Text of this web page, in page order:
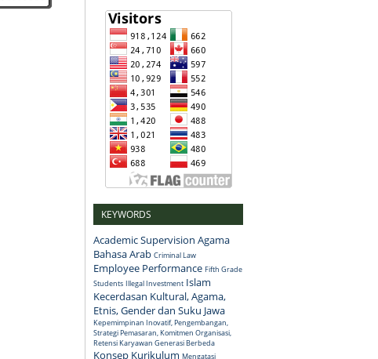
KEYWORDS
Academic Supervision Agama
Bahasa Arab Criminal Law
Employee Performance Fifth Grade
Students Illegal Investment Islam
Kecerdasan Kultural, Agama,
Etnis, Gender dan Suku Jawa
Kepemimpinan Inovatif, Pengembangan,
Strategi Pemasaran, Komitmen Organisasi,
Retensi Karyawan Generasi Berbeda
Konsep Kurikulum Mengatasi